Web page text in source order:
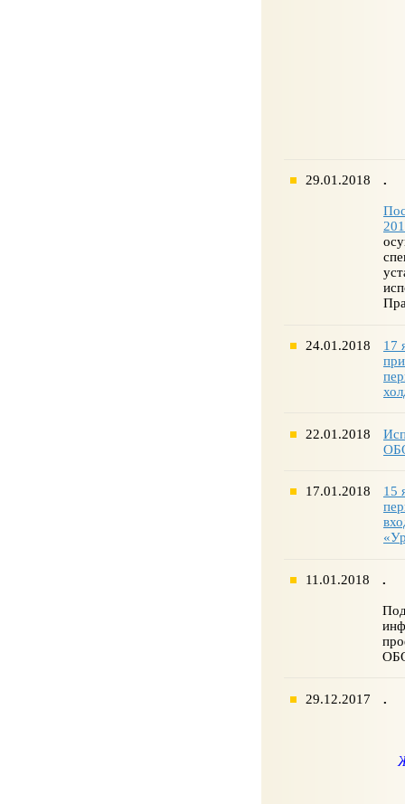
29.01.2018 .
24.01.2018
17
22.01.2018
17.01.2018
15
11.01.2018 .
29.12.2017 .